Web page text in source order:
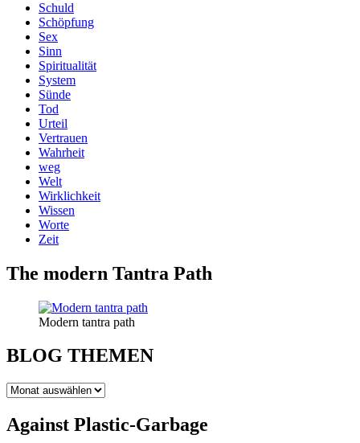
Schuld
Schöpfung
Sex
Sinn
Spiritualität
System
Sünde
Tod
Urteil
Vertrauen
Wahrheit
weg
Welt
Wirklichkeit
Wissen
Worte
Zeit
The modern Tantra Path
Modern tantra path
BLOG THEMEN
BLOG
Against Plastic-Garbage